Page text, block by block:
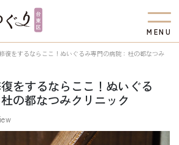
M EN U
復をするならここ！ぬいぐるみ専門の病院：杜の都なつみ
をするならここ！ぬいぐる
の都なつみクリニック